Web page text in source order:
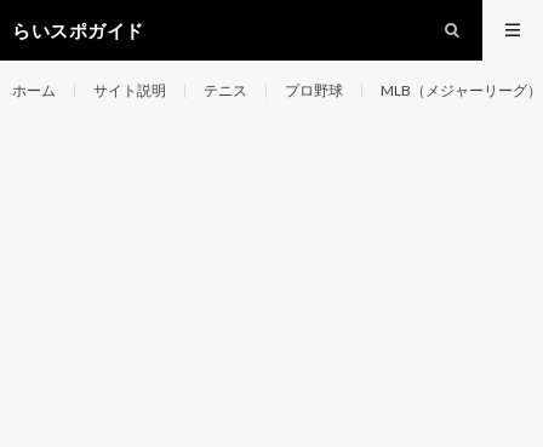
らいスポガイド
ホーム サイト説明 テニス プロ野球 MLB（メジャーリーグ）